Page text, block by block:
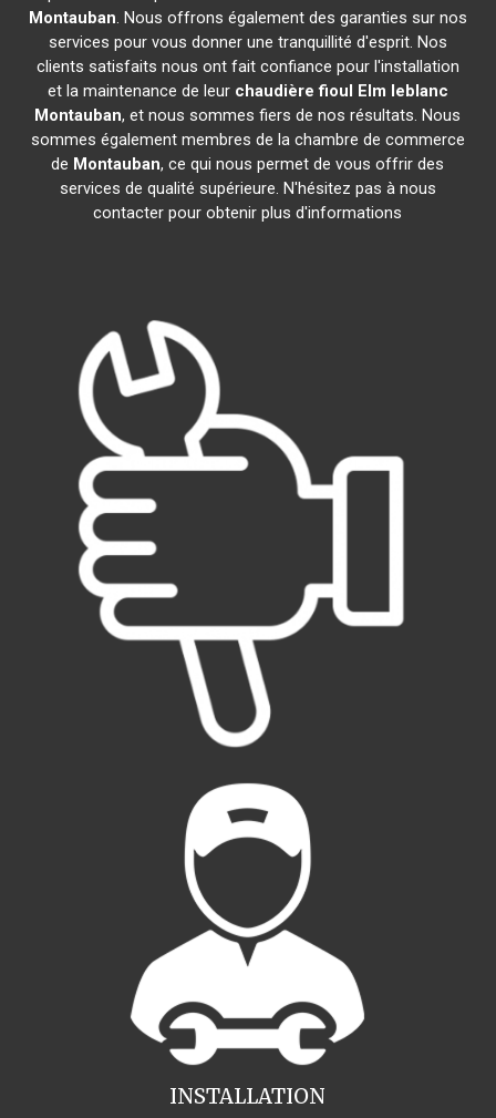
Montauban. Nous offrons également des garanties sur nos
services pour vous donner une tranquillité d'esprit. Nos
clients satisfaits nous ont fait confiance pour l'installation
et la maintenance de leur chaudière fioul Elm leblanc
Montauban, et nous sommes fiers de nos résultats. Nous
sommes également membres de la chambre de commerce
de Montauban, ce qui nous permet de vous offrir des
services de qualité supérieure. N'hésitez pas à nous
contacter pour obtenir plus d'informations
INSTALLATION